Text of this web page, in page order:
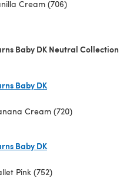
Cream (706)
Baby DK Neutral Collection
Baby DK
Cream (720)
Baby DK
Pink (752)